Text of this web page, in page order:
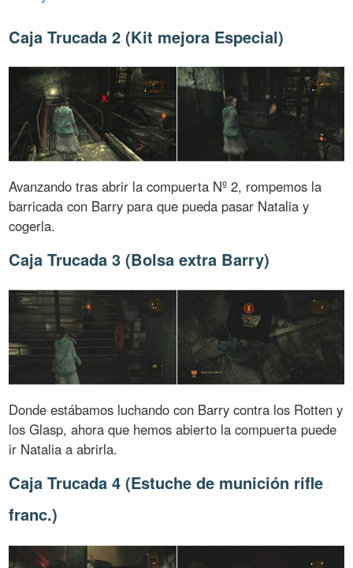
Caja Trucada 2 (Kit mejora Especial)
Avanzando tras abrir la compuerta Nº 2, rompemos la
barricada con Barry para que pueda pasar Natalia y
cogerla.
Caja Trucada 3 (Bolsa extra Barry)
Donde estábamos luchando con Barry contra los Rotten y
los Glasp, ahora que hemos abierto la compuerta puede
ir Natalia a abrirla.
Caja Trucada 4 (Estuche de munición rifle
franc.)